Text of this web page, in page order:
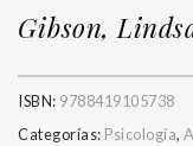
Gibson,
ISBN: 9788419105738
Categorías: Psicología,